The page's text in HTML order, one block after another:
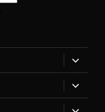
expand
child
menu
expand
child
menu
expand